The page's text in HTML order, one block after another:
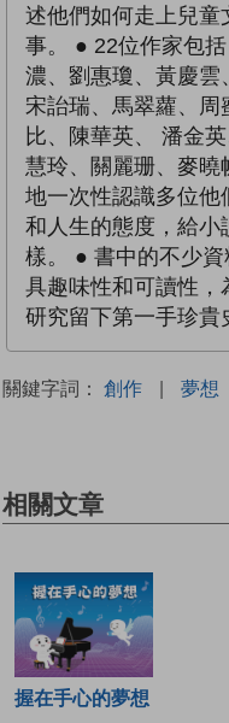
述他們如何走上兒童
事。 ● 22位作家包
濃、劉惠瓊、黃慶雲
宋詒瑞、馬翠蘿、
比、陳華英、 潘金
慧玲、關麗珊、麥
地一次性認識多位
和人生的態度，給小
樣。 ● 書中的不少
具趣味性和可讀性，
研究留下第一手珍貴
關鍵字詞： 創作 | 夢想
相關文章
握在手心的夢想